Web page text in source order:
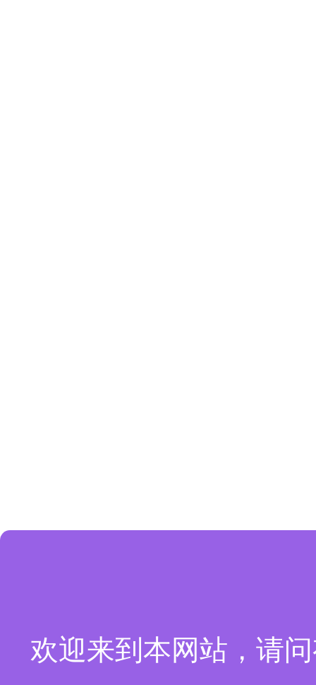
欢迎来到本网站，请